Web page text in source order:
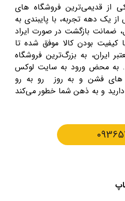
از قدیمی‌ترین فروشگاه های
یک دهه تجربه، با پایبندی به
ضمانت بازگشت در صورت ایراد
کیفیت بودن کالا موفق شده تا
ایران، به بزرگ‌ترین فروشگاه
به محض ورود به سایت لوکس
های فشن و به روز رو به رو
و به ذهن شما خطور می‌کند